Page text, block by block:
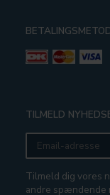
TILMELD
Email-
adresse
Tilmeld dig vores
andre spændende